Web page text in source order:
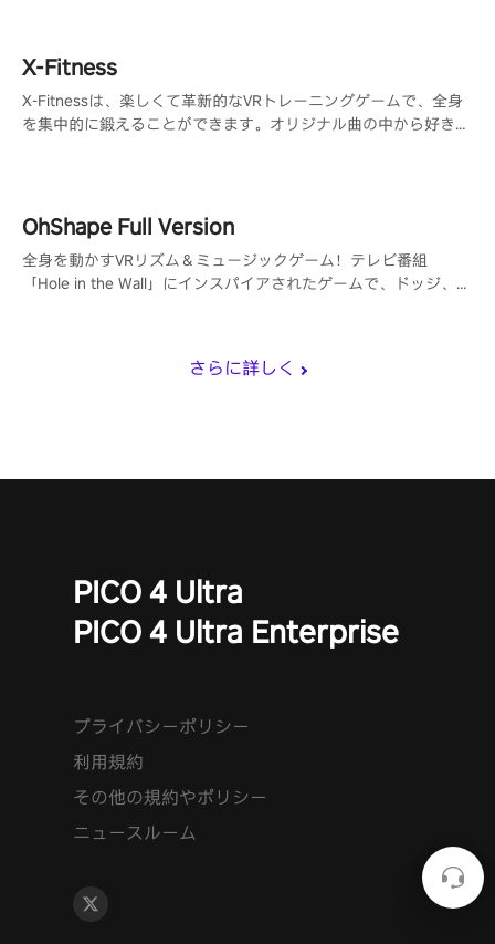
さらに詳しく
X-Fitness
X-Fitnessは、楽しくて革新的なVRトレーニングゲームで、全身
を集中的に鍛えることができます。オリジナル曲の中から好きな
OhShape Full Version
全身を動かすVRリズム＆ミュージックゲーム！テレビ番組
「Hole in the Wall」にインスパイアされたゲームで、ドッジ、パ
PICO 4 Ultra
PICO 4 Ultra Enterprise
プライバシーポリシー
利用規約
その他の規約やポリシー
ニュースルーム